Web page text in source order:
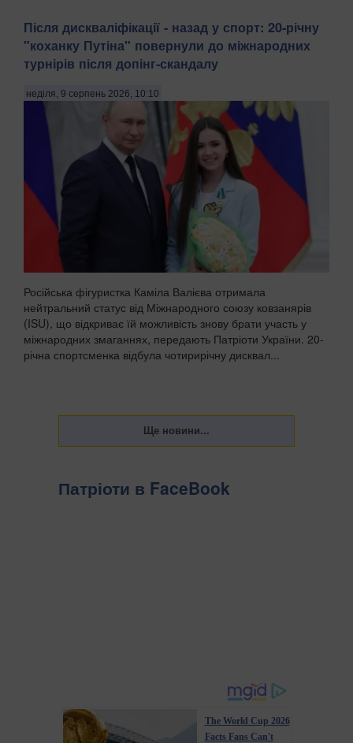
Після дискваліфікації - назад у спорт: 20-річну
"коханку Путіна" повернули до міжнародних
турнірів після допінг-скандалу
неділя, 9 серпень 2026, 10:10
Російська фігуристка Каміла Валієва отримала
нейтральний статус від Міжнародного союзу ковзанярів
(ISU), що відкриває їй можливість знову брати участь у
міжнародних змаганнях, передають Патріоти України. 20-
річна спортсменка відбула чотирирічну дисквал...
Патріоти в FaceBook
The World Cup 2026
Facts Fans Can't